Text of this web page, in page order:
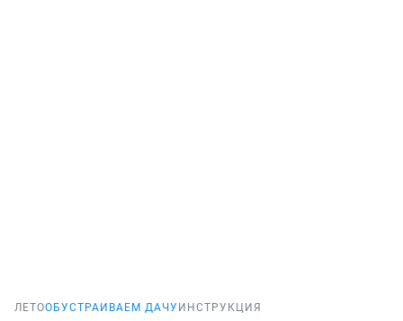
ЛЕТООБУСТРАИВАЕМ ДАЧУ ИНСТРУКЦИЯ